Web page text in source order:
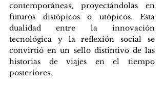
contemporáneas, proyectándolas en
futuros distópicos o utópicos. Esta
dualidad entre la innovación
tecnológica y la reflexión social se
convirtió en un sello distintivo de las
historias de viajes en el tiempo
posteriores.